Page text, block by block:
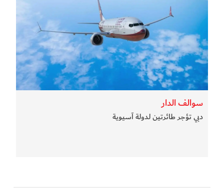
سوالف الدار
دبي تؤجر طائرتين لدولة آسيوية